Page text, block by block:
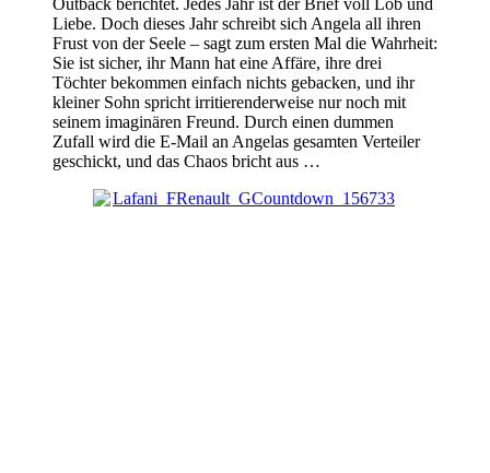
Outback berichtet. Jedes Jahr ist der Brief voll Lob und
Liebe. Doch dieses Jahr schreibt sich Angela all ihren
Frust von der Seele – sagt zum ersten Mal die Wahrheit:
Sie ist sicher, ihr Mann hat eine Affäre, ihre drei
Töchter bekommen einfach nichts gebacken, und ihr
kleiner Sohn spricht irritierenderweise nur noch mit
seinem imaginären Freund. Durch einen dummen
Zufall wird die E-Mail an Angelas gesamten Verteiler
geschickt, und das Chaos bricht aus …